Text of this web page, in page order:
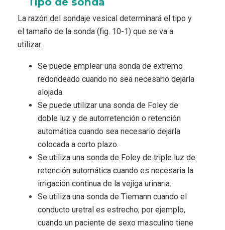
La razón del sondaje vesical determinará el tipo y
el tamaño de la sonda (fig. 10-1) que se va a
utilizar:
Se puede emplear una sonda de extremo
redondeado cuando no sea necesario dejarla
alojada.
Se puede utilizar una sonda de Foley de
doble luz y de autorretención o retención
automática cuando sea necesario dejarla
colocada a corto plazo.
Se utiliza una sonda de Foley de triple luz de
retención automática cuando es necesaria la
irrigación continua de la vejiga urinaria.
Se utiliza una sonda de Tiemann cuando el
conducto uretral es estrecho; por ejemplo,
cuando un paciente de sexo masculino tiene